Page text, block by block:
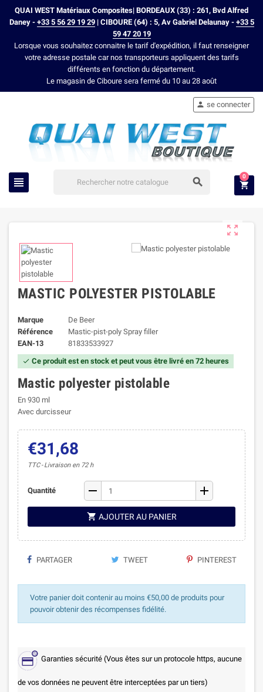
QUAI WEST Matériaux Composites| BORDEAUX (33) : 261, Bvd Alfred
Daney - +33 5 56 29 19 29| CIBOURE (64) : 5, Av Gabriel Delaunay - +33 5
59 47 20 19
Lorsque vous souhaitez connaitre le tarif d'expédition, il faut renseigner
votre adresse postale car nos transporteurs appliquent des tarifs
différents en fonction du département.
Le magasin de Ciboure sera fermé du 10 au 28 août
 
 se connecter

0

MASTIC POLYESTER PISTOLABLE
Marque
De Beer
Référence
Mastic-pist-poly Spray filler
EAN-13
81833533927
 Ce produit est en stock et peut vous être livré en 72 heures
Mastic polyester pistolable
En 930 ml
Avec durcisseur
€31,68
TTC Livraison en 72 h
Quantité remove add
 AJOUTER AU PANIER
PARTAGER TWEET PINTEREST
Votre panier doit contenir au moins €50,00 de produits pour
pouvoir obtenir des récompenses fidélité.
Garanties sécurité (Vous êtes sur un protocole https, aucune
de vos données ne peuvent être interceptées par un tiers)